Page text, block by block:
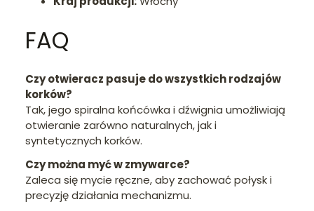
FAQ
Czy otwieracz pasuje do wszystkich rodzajów
korków?
Tak, jego spiralna końcówka i dźwignia umożliwiają
otwieranie zarówno naturalnych, jak i
syntetycznych korków.
Czy można myć w zmywarce?
Zaleca się mycie ręczne, aby zachować połysk i
precyzję działania mechanizmu.